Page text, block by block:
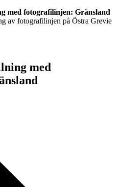
med fotografilinjen: Gränsland
med